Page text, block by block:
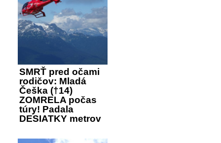
SMRŤ pred očami
rodičov: Mladá
Češka (†14)
ZOMRELA počas
túry! Padala
DESIATKY metrov